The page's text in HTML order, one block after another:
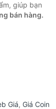
giúp bạn
bán hàng.
Giá, Giá Coin